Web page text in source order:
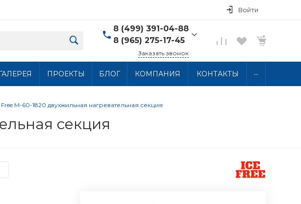
Войти
8 (499) 391-04-88
8 (965) 275-17-45
8 (499) 391-04-88
Хлобыстова 15, 2 этаж
Вс: Выходной
Заказать звонок
ПРОЕКТЫ БЛОГ КОМПАНИЯ КОНТАКТЫ ...
Free М-60-1820 двухжильная нагревательная секция
секция